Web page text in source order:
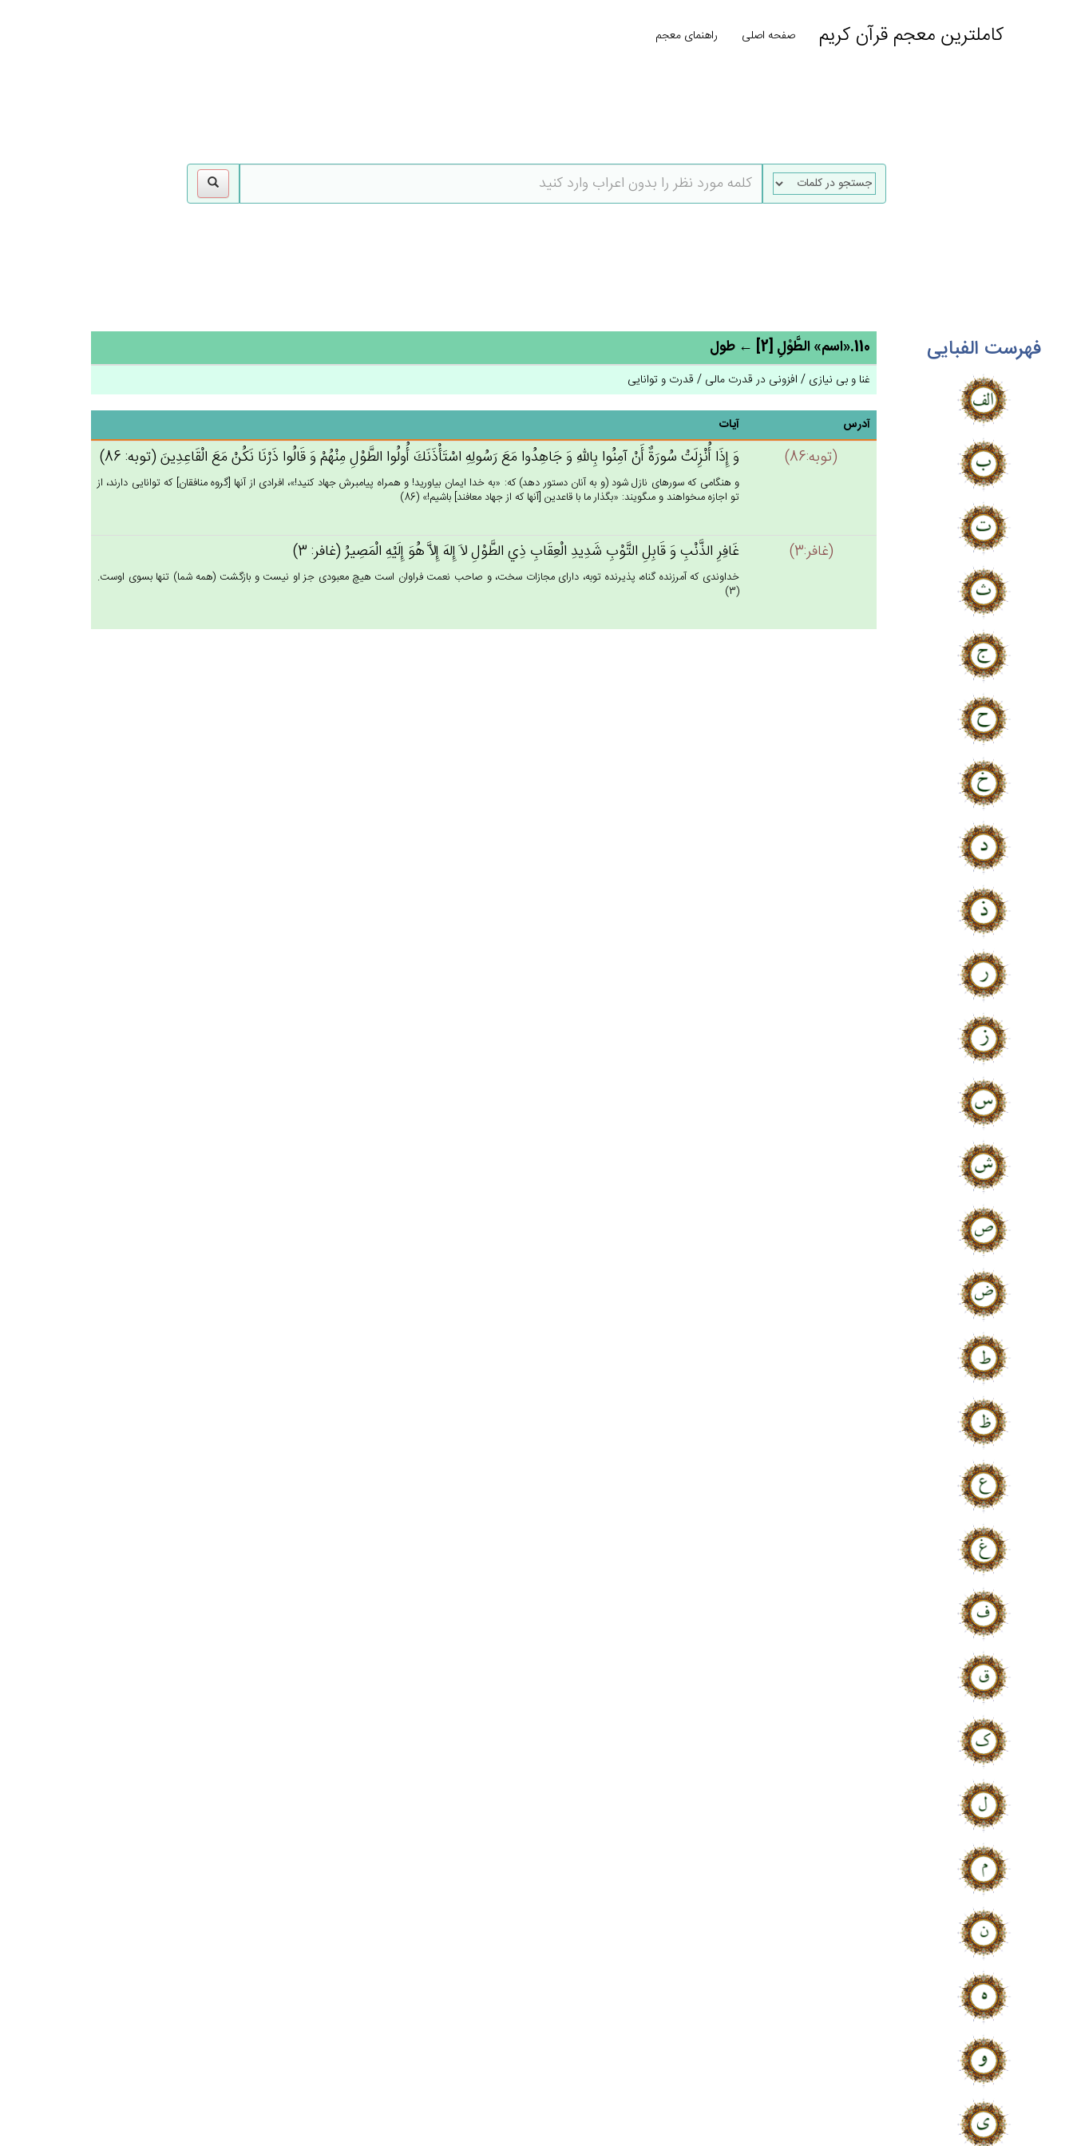
کاملترین معجم قرآن کریم صفحه اصلی راهنمای معجم
فهرست الفبایی 110.«اسم» الطَّوْل‌ِ [2] ← طول
غنا و بی نیازی / افزونی در قدرت مالی / قدرت و توانایی
آدرس آیات
(توبه:86) وَ إِذَا أُنْزِلَت‌ْ سُورَة‌ٌ أَن‌ْ آمِنُوا بِالله‌ِ وَ جَاهِدُوا مَع‌َ رَسُولِه‌ِ اسْتَأْذَنَك‌َ أُولُوا الطَّوْل‌ِ مِنْهُم‌ْ وَ قَالُوا ذَرْنَا نَكُنْ‌ مَع‌َ الْقَاعِدِين‌َ (توبه: 86)
و هنگامى كه سوره‏اى نازل شود (و به آنان دستور دهد) كه: «به خدا ايمان بياوريد! و همراه پيامبرش جهاد كنيد!»، افرادى از آنها [گروه منافقان‏] كه توانايى دارند، از
تو اجازه مى‏خواهند و مى‏گويند: «بگذار ما با قاعدين [آنها كه از جهاد معافند] باشيم!» (86)
(غافر:3) غَافِرِ الذَّنْب‌ِ وَ قَابِل‌ِ التَّوْب‌ِ شَدِيدِ الْعِقَاب‌ِ ذِي‌ الطَّوْل‌ِ لاَ إِله‌َ إِلاَّ هُوَ إِلَيْه‌ِ الْمَصِيرُ (غافر: 3)
خداوندى كه آمرزنده گناه، پذيرنده توبه، داراى مجازات سخت، و صاحب نعمت فراوان است هيچ معبودى جز او نيست و بازگشت (همه شما) تنها بسوى اوست.
(3)